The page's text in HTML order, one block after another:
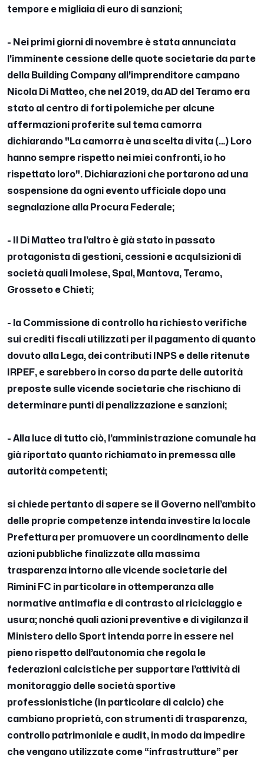
tempore e migliaia di euro di sanzioni;
- Nei primi giorni di novembre è stata annunciata
l'imminente cessione delle quote societarie da parte
della Building Company all'imprenditore campano
Nicola Di Matteo, che nel 2019, da AD del Teramo era
stato al centro di forti polemiche per alcune
affermazioni proferite sul tema camorra
dichiarando "La camorra è una scelta di vita (…) Loro
hanno sempre rispetto nei miei confronti, io ho
rispettato loro". Dichiarazioni che portarono ad una
sospensione da ogni evento ufficiale dopo una
segnalazione alla Procura Federale;
- Il Di Matteo tra l’altro è già stato in passato
protagonista di gestioni, cessioni e acquIsizioni di
società quali Imolese, Spal, Mantova, Teramo,
Grosseto e Chieti;
- la Commissione di controllo ha richiesto verifiche
sui crediti fiscali utilizzati per il pagamento di quanto
dovuto alla Lega, dei contributi INPS e delle ritenute
IRPEF, e sarebbero in corso da parte delle autorità
preposte sulle vicende societarie che rischiano di
determinare punti di penalizzazione e sanzioni;
- Alla luce di tutto ciò, l’amministrazione comunale ha
già riportato quanto richiamato in premessa alle
autorità competenti;
si chiede pertanto di sapere se il Governo nell’ambito
delle proprie competenze intenda investire la locale
Prefettura per promuovere un coordinamento delle
azioni pubbliche finalizzate alla massima
trasparenza intorno alle vicende societarie del
Rimini FC in particolare in ottemperanza alle
normative antimafia e di contrasto al riciclaggio e
usura; nonché quali azioni preventive e di vigilanza il
Ministero dello Sport intenda porre in essere nel
pieno rispetto dell’autonomia che regola le
federazioni calcistiche per supportare l’attività di
monitoraggio delle società sportive
professionistiche (in particolare di calcio) che
cambiano proprietà, con strumenti di trasparenza,
controllo patrimoniale e audit, in modo da impedire
che vengano utilizzate come “infrastrutture” per